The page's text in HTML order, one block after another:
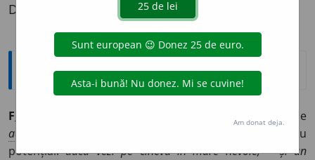
Definiția cu ID-ul 1342546:
Explicative DEX
F
, întrebuințat cu funcțiunea de
adv.
1 Cu înțelesul concesiv sau
potențial:dacă vezi pe cineva în mare nevoie, ~ și un
Am donat deja.